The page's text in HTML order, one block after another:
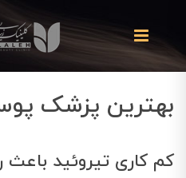
بهترین پزشک
کم کاری تیروئید